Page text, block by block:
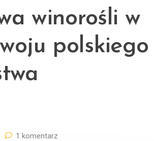
winorośli w
polskiego
1 komentarz